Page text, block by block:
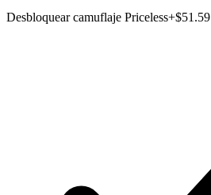
Desbloquear camuflaje Priceless+$51.59